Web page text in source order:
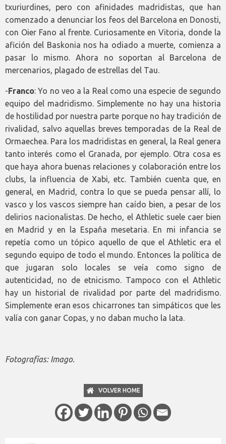
txuriurdines, pero con afinidades
madridistas, que han
comenzado a denunciar los feos del Barcelona en Donosti,
con Oier Fano al frente. Curiosamente en Vitoria, donde la
afición del Baskonia nos ha odiado a muerte, comienza a
pasar lo mismo. Ahora no soportan al Barcelona de
mercenarios, plagado de estrellas del Tau.
-Franco: Yo no veo a la Real como una especie de segundo
equipo del madridismo. Simplemente no hay una historia
de hostilidad por nuestra parte porque no hay tradición de
rivalidad, salvo aquellas breves temporadas de la Real de
Ormaechea. Para los madridistas en general, la Real genera
tanto interés como el Granada, por ejemplo. Otra cosa es
que haya ahora buenas relaciones y colaboración entre los
clubs, la influencia de Xabi, etc. También cuenta que, en
general, en Madrid, contra lo que se pueda pensar allí, lo
vasco y los vascos siempre han caído bien, a pesar de los
delirios nacionalistas. De hecho, el Athletic suele caer bien
en Madrid y en la España mesetaria. En mi infancia se
repetía como un tópico aquello de que el Athletic era el
segundo equipo de todo el mundo. Entonces la política de
que jugaran solo locales se veía como signo de
autenticidad, no de etnicismo. Tampoco con el Athletic
hay un historial de rivalidad por parte del madridismo.
Simplemente eran esos chicarrones tan simpáticos que les
valía con ganar Copas, y no daban mucho la lata.
Fotografías: Imago.
VOLVER HOME